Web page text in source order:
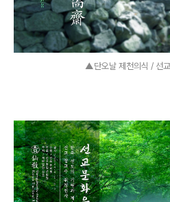
▲단오날 제천의식 / 선